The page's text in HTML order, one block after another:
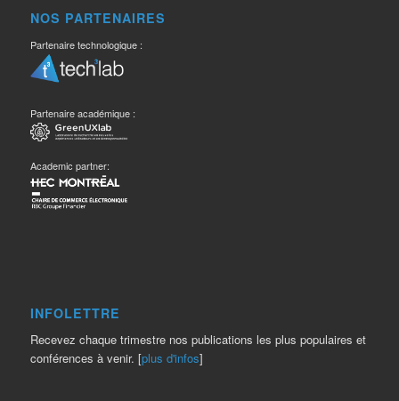
NOS PARTENAIRES
Partenaire technologique :
Partenaire académique :
Academic partner:
INFOLETTRE
Recevez chaque trimestre nos publications les plus populaires et
conférences à venir. [plus d'infos]